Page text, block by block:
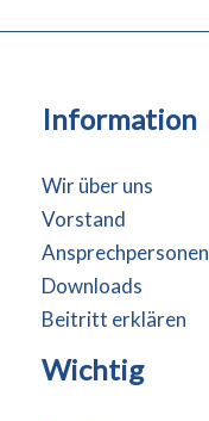
Information
Wir über uns
Vorstand
Ansprechpersonen
Downloads
Beitritt erklären
Wichtig